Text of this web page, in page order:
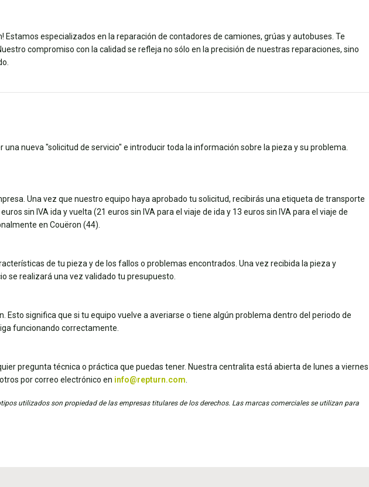
especializados en la reparación de contadores de camiones, grúas y autobuses. Te
compromiso con la calidad se refleja no sólo en la precisión de nuestras reparaciones, sino
una nueva "solicitud de servicio" e introducir toda la información sobre la pieza y su problema.
Una vez que nuestro equipo haya aprobado tu solicitud, recibirás una etiqueta de transporte
sin IVA ida y vuelta (21 euros sin IVA para el viaje de ida y 13 euros sin IVA para el viaje de
en Couëron (44).
de tu pieza y de los fallos o problemas encontrados. Una vez recibida la pieza y
se realizará una vez validado tu presupuesto.
significa que si tu equipo vuelve a averiarse o tiene algún problema dentro del periodo de
funcionando correctamente.
pregunta técnica o práctica que puedas tener. Nuestra centralita está abierta de lunes a viernes
por correo electrónico en info@repturn.com
utilizados son propiedad de las empresas titulares de los derechos. Las marcas comerciales se utilizan para